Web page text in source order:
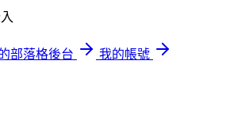
部落格後台
我的帳號